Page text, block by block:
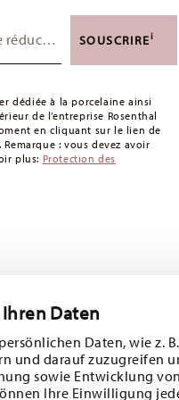
Daten
Daten, wie z.
und darauf zuzugreifen
sowie Entwicklung
Ihre Einwilligung
partir de 49,90 CHF. Pour
pour les articles en stock.
service de retour.
SOUSCRIREi
dédiée à la porcelaine ainsi
de l’entreprise Rosenthal
en cliquant sur le lien de
: vous devez avoir
plus: Protection des
Suivez-
de 10%!
des tendances